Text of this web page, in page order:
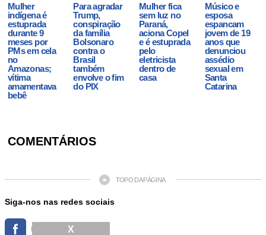
Mulher
indígena é
estuprada
durante 9
meses por
PMs em cela
no
Amazonas;
vítima
amamentava
bebê
Para agradar
Trump,
conspiração
da família
Bolsonaro
contra o
Brasil
também
envolve o fim
do PIX
Mulher fica
sem luz no
Paraná,
aciona Copel
e é estuprada
pelo
eletricista
dentro de
casa
Músico e
esposa
espancam
jovem de 19
anos que
denunciou
assédio
sexual em
Santa
Catarina
COMENTÁRIOS
TOPO DA PÁGINA
Siga-nos nas redes sociais
FACEBOOK X